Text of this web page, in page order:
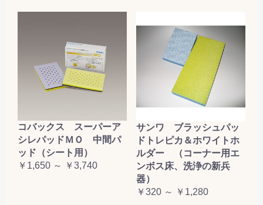
コバックス スーパーア
シレパッドＭＯ 中間パ
ッド（シート用）
￥1,650 ～ ￥3,740
サンワ ブラッシュパッ
ドトレピカ＆ホワイトホ
ルダー （コーナー用エ
ンボス床、洗浄の新兵
器）
￥320 ～ ￥1,280